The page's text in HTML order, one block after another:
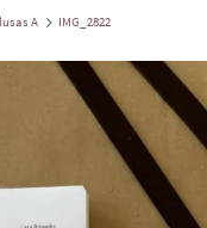
A IMG_2822